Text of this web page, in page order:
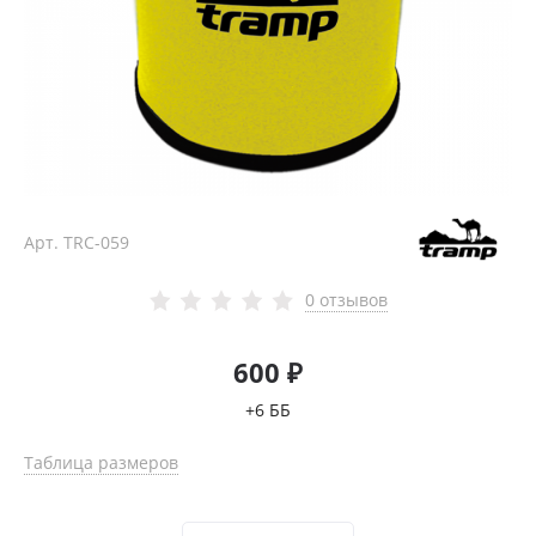
Арт. TRC-059
0 отзывов
600 ₽
+6 ББ
Таблица размеров